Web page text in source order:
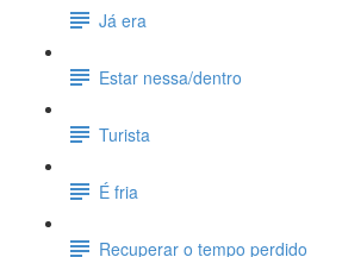
Já era
Estar nessa/dentro
Turista
É fria
Recuperar o tempo perdido